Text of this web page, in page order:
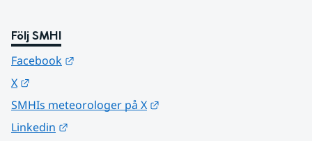
Följ SMHI
Facebook
X
SMHIs meteorologer på X
Linkedin